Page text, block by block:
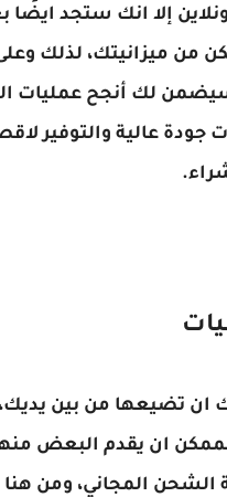
إلا انك ستجد ايضًا
من ميزانيتك، لذلك
لك أنجح عمليات
عالية والتوفير
ان تضيعها من بين
ان يقدم البعض
الشحن المجاني، ومن هنا